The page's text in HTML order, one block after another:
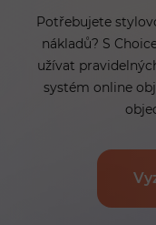
Potřebujete
nákladů? S
užívat
systém online